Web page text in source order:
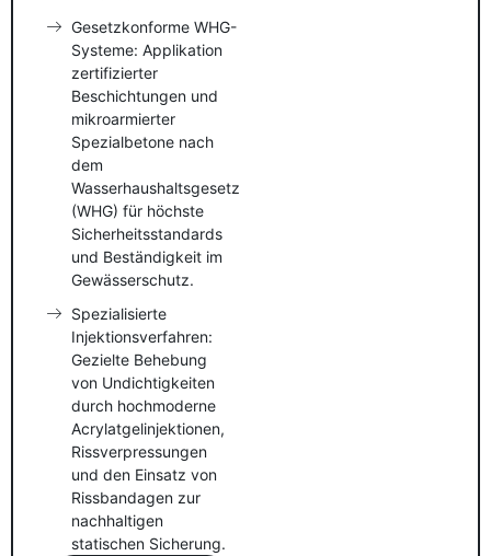
Gesetzkonforme WHG-
Systeme: Applikation
zertifizierter
Beschichtungen und
mikroarmierter
Spezialbetone nach
dem
Wasserhaushaltsgesetz
(WHG) für höchste
Sicherheitsstandards
und Beständigkeit im
Gewässerschutz.
Spezialisierte
Injektionsverfahren:
Gezielte Behebung
von Undichtigkeiten
durch hochmoderne
Acrylatgelinjektionen,
Rissverpressungen
und den Einsatz von
Rissbandagen zur
nachhaltigen
statischen Sicherung.